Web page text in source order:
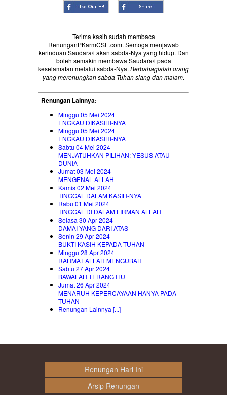
Terima kasih sudah membaca
RenunganPKarmCSE.com. Semoga menjawab
kerinduan Saudara/i akan sabda-Nya yang hidup. Dan
boleh semakin membawa Saudara/i pada
keselamatan melalui sabda-Nya. Berbahagialah orang
yang merenungkan sabda Tuhan siang dan malam.
Renungan Lainnya:
Minggu 05 Mei 2024
ENGKAU DIKASIHI-NYA
Minggu 05 Mei 2024
ENGKAU DIKASIHI-NYA
Sabtu 04 Mei 2024
MENJATUHKAN PILIHAN: YESUS ATAU
DUNIA
Jumat 03 Mei 2024
MENGENAL ALLAH
Kamis 02 Mei 2024
TINGGAL DALAM KASIH-NYA
Rabu 01 Mei 2024
TINGGAL DI DALAM FIRMAN ALLAH
Selasa 30 Apr 2024
DAMAI YANG DARI ATAS
Senin 29 Apr 2024
BUKTI KASIH KEPADA TUHAN
Minggu 28 Apr 2024
RAHMAT ALLAH MENGUBAH
Sabtu 27 Apr 2024
BAWALAH TERANG ITU
Jumat 26 Apr 2024
MENARUH KEPERCAYAAN HANYA PADA
TUHAN
Renungan Lainnya [...]
Renungan Hari Ini
Arsip Renungan